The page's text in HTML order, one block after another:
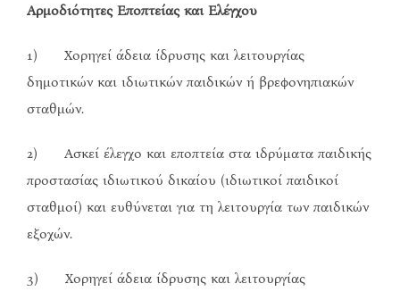
Αρμοδιότητες Εποπτείας και Ελέγχου
1) Χορηγεί άδεια ίδρυσης και λειτουργίας
δημοτικών και ιδιωτικών παιδικών ή βρεφονηπιακών
σταθμών.
2) Ασκεί έλεγχο και εποπτεία στα ιδρύματα παιδικής
προστασίας ιδιωτικού δικαίου (ιδιωτικοί παιδικοί
σταθμοί) και ευθύνεται για τη λειτουργία των παιδικών
εξοχών.
3) Χορηγεί άδεια ίδρυσης και λειτουργίας